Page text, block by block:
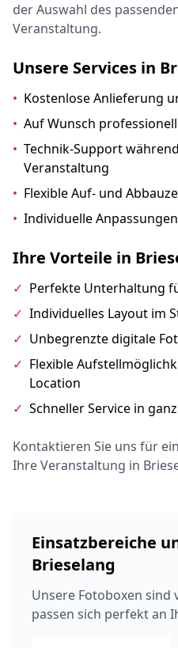
der Auswahl des
Veranstaltung.
Unsere Services in
• Kostenlose Anlieferung
• Auf Wunsch
• Technik-Support
Veranstaltung
• Flexible Auf- und
• Individuelle
Ihre Vorteile in
✓ Perfekte Unterhaltung
✓ Individuelles Layout im
✓ Unbegrenzte digitale
✓ Flexible
Location
✓ Schneller Service in
Kontaktieren Sie uns für
Ihre Veranstaltung in
Einsatzbereiche
Brieselang
Unsere Fotoboxen sind
passen sich perfekt an